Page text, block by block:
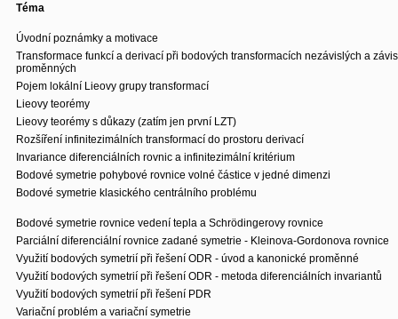
Téma
Úvodní poznámky a motivace
Transformace funkcí a derivací při bodových transformacích nezávislých a
proměnných
Pojem lokální Lieovy grupy transformací
Lieovy teorémy
Lieovy teorémy s důkazy (zatím jen první LZT)
Rozšíření infinitezimálních transformací do prostoru derivací
Invariance diferenciálních rovnic a infinitezimální kritérium
Bodové symetrie pohybové rovnice volné částice v jedné dimenzi
Bodové symetrie klasického centrálního problému
Bodové symetrie rovnice vedení tepla a Schrödingerovy rovnice
Parciální diferenciální rovnice zadané symetrie - Kleinova-Gordonova rovnice
Využití bodových symetrií při řešení ODR - úvod a kanonické proměnné
Využití bodových symetrií při řešení ODR - metoda diferenciálních invariantů
Využití bodových symetrií při řešení PDR
Variační problém a variační symetrie